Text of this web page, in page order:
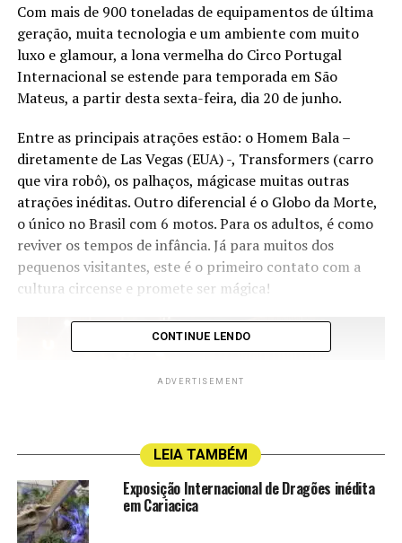
Com mais de 900 toneladas de equipamentos de última
geração, muita tecnologia e um ambiente com muito
luxo e glamour, a lona vermelha do Circo Portugal
Internacional se estende para temporada em São
Mateus, a partir desta sexta-feira, dia 20 de junho.
Entre as principais atrações estão: o Homem Bala –
diretamente de Las Vegas (EUA) -, Transformers (carro
que vira robô), os palhaços, mágicase muitas outras
atrações inéditas. Outro diferencial é o Globo da Morte,
o único no Brasil com 6 motos. Para os adultos, é como
reviver os tempos de infância. Já para muitos dos
pequenos visitantes, este é o primeiro contato com a
cultura circense e promete ser mágica!
CONTINUE LENDO
ADVERTISEMENT
LEIA TAMBÉM
Exposição Internacional de Dragões inédita
em Cariacica